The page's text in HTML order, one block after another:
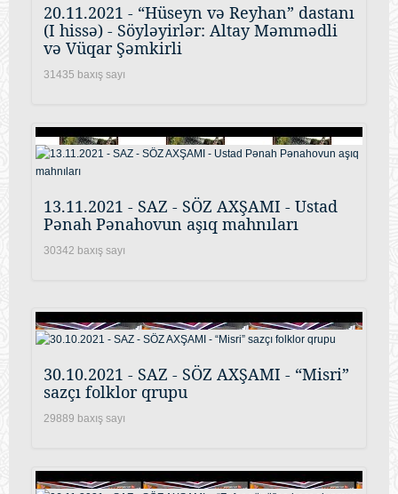
20.11.2021 - “Hüseyn və Reyhan” dastanı
(I hissə) - Söyləyirlər: Altay Məmmədli
və Vüqar Şəmkirli
31435 baxış sayı
13.11.2021 - SAZ - SÖZ AXŞAMI - Ustad
Pənah Pənahovun aşıq mahnıları
30342 baxış sayı
30.10.2021 - SAZ - SÖZ AXŞAMI - “Misri”
sazçı folklor qrupu
29889 baxış sayı